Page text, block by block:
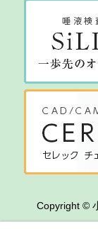
Copyright ©